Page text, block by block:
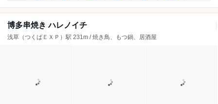
博多串焼き ハレノイチ
浅草（つくばＥＸＰ）駅 231m / 焼き鳥、もつ鍋、居酒屋